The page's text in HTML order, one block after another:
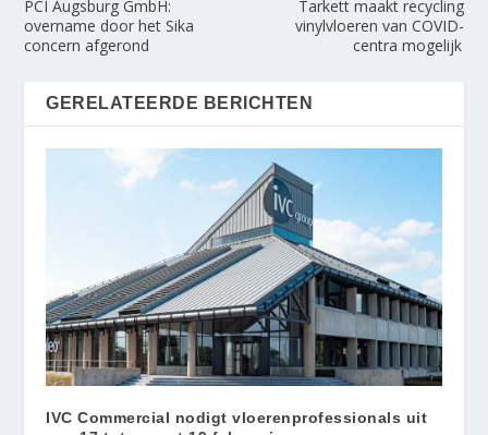
PCI Augsburg GmbH:
overname door het Sika
concern afgerond
Tarkett maakt recycling
vinylvloeren van COVID-
centra mogelijk
GERELATEERDE BERICHTEN
IVC Commercial nodigt vloerenprofessionals uit